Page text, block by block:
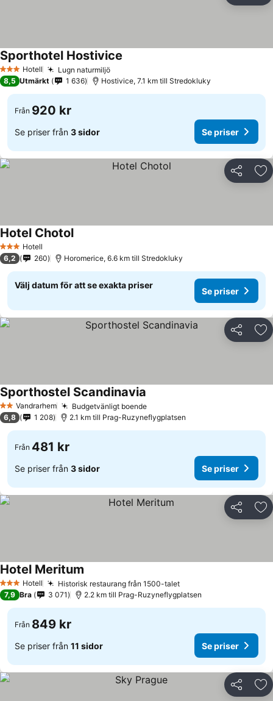
3 StjärnorHotell Lugn naturmiljö
Sporthotel Hostivice
8,5 Utmärkt 1 636 Hostivice, 7.1 km till Stredokluky
Från 920 kr
Se priser från 3 sidor Se priser
Dela
3 StjärnorHotell
Hotel Chotol
6,2 260 Horomerice, 6.6 km till Stredokluky
Välj datum för att se exakta priser
Se priser
Dela
2 StjärnorVandrarhem Budgetvänligt boende
Sporthostel Scandinavia
6,8 1 208 2.1 km till Prag-Ruzyneflygplatsen
Från 481 kr
Se priser från 3 sidor Se priser
Dela
3 StjärnorHotell Historisk restaurang från 1500-talet
Hotel Meritum
7,9 Bra 3 071 2.2 km till Prag-Ruzyneflygplatsen
Från 849 kr
Se priser från 11 sidor Se priser
Dela